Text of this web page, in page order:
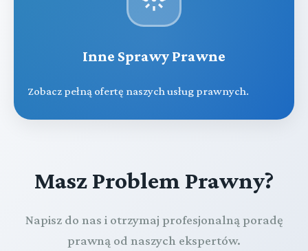
Inne Sprawy Prawne
Zobacz pełną ofertę naszych usług prawnych.
Masz Problem Prawny?
Napisz do nas i otrzymaj profesjonalną poradę
prawną od naszych ekspertów.